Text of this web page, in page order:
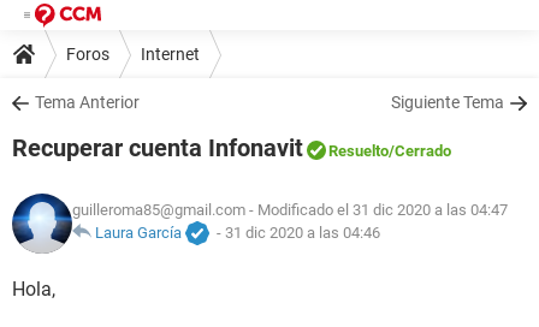
Foros Internet
Tema Anterior Siguiente Tema
Recuperar cuenta Infonavit Resuelto/Cerrado
guilleroma85@gmail.com - Modificado el 31 dic 2020 a las 04:47
Laura García
- 31 dic 2020 a las 04:46
Hola,